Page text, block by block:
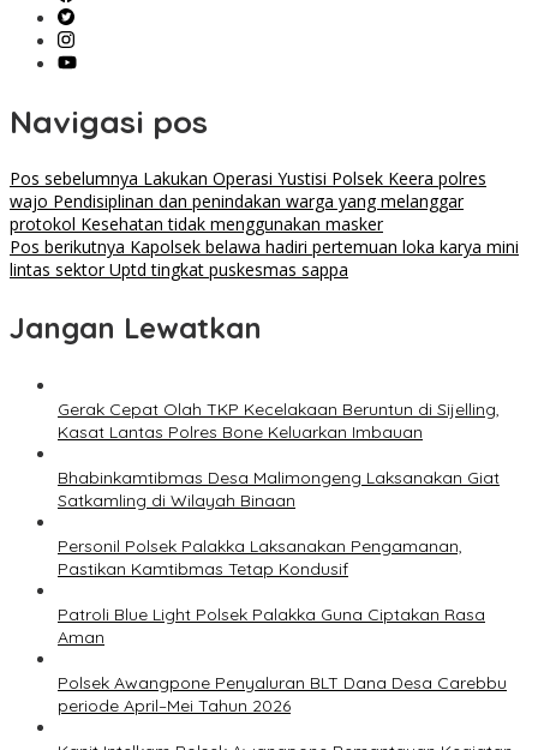
Navigasi pos
Pos sebelumnya Lakukan Operasi Yustisi Polsek Keera polres
wajo Pendisiplinan dan penindakan warga yang melanggar
protokol Kesehatan tidak menggunakan masker
Pos berikutnya Kapolsek belawa hadiri pertemuan loka karya mini
lintas sektor Uptd tingkat puskesmas sappa
Jangan Lewatkan
Gerak Cepat Olah TKP Kecelakaan Beruntun di Sijelling,
Kasat Lantas Polres Bone Keluarkan Imbauan
Bhabinkamtibmas Desa Malimongeng Laksanakan Giat
Satkamling di Wilayah Binaan
Personil Polsek Palakka Laksanakan Pengamanan,
Pastikan Kamtibmas Tetap Kondusif
Patroli Blue Light Polsek Palakka Guna Ciptakan Rasa
Aman
Polsek Awangpone Penyaluran BLT Dana Desa Carebbu
periode April–Mei Tahun 2026